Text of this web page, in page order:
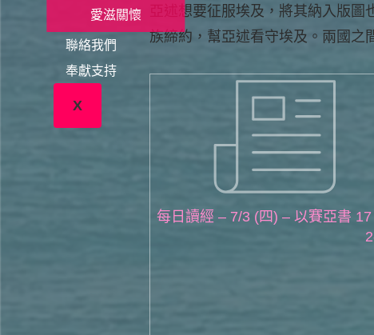
愛滋關懷
聯絡我們
奉獻支持
X
亞述想要征服埃及，將其納入版
族締約，幫亞述看守埃及。兩國之
每日讀經 – 7/3 (四) – 以賽亞書 17